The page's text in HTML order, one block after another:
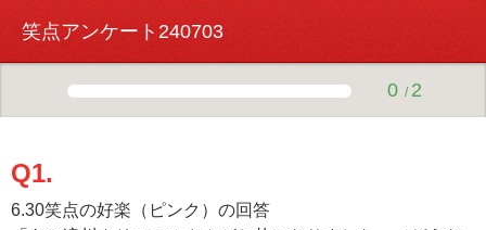
笑点アンケート240703
0 / 2
Q1.
6.30笑点の好楽（ピンク）の回答